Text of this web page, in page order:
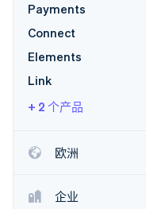
Climate
碳移除
Payments
Connect
Elements
Link
+ 2 个产品
欧洲
企业